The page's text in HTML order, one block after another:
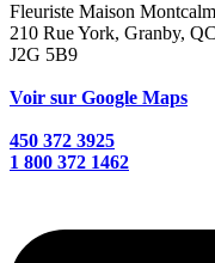
Fleuriste Maison Montcalm
210 Rue York, Granby, QC
J2G 5B9
Voir sur Google Maps
450 372 3925
1 800 372 1462